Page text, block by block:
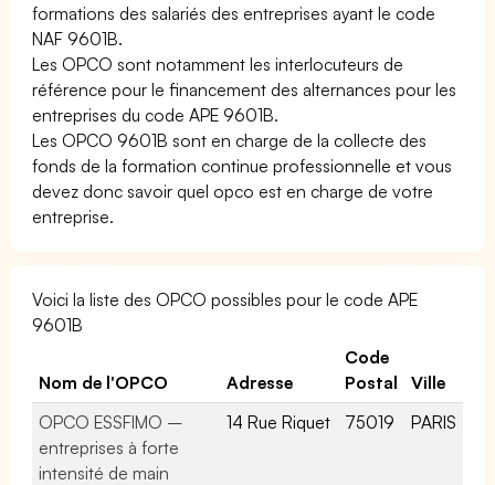
formations des salariés des entreprises ayant le code
NAF 9601B.
Les OPCO sont notamment les interlocuteurs de
référence pour le financement des alternances pour les
entreprises du code APE 9601B.
Les OPCO 9601B sont en charge de la collecte des
fonds de la formation continue professionnelle et vous
devez donc savoir quel opco est en charge de votre
entreprise.
Voici la liste des OPCO possibles pour le code APE
9601B
Nom de l'OPCO Adresse
Code
Postal
Ville
OPCO ESSFIMO –
entreprises à forte
intensité de main
14 Rue Riquet 75019 PARIS